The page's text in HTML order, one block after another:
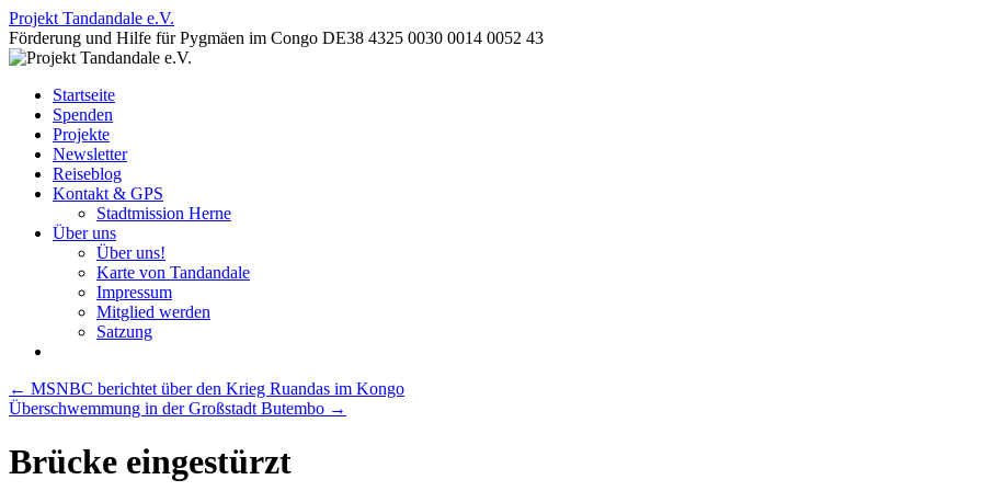
Projekt Tandandale e.V.
Förderung und Hilfe für Pygmäen im Congo DE38 4325 0030 0014 0052 43
Zum
Inhalt
springen
Startseite
Spenden
Projekte
Newsletter
Reiseblog
Kontakt & GPS
Stadtmission Herne
Über uns
Über uns!
Karte von Tandandale
Impressum
Mitglied werden
Satzung
← MSNBC berichtet über den Krieg Ruandas im Kongo
Überschwemmung in der Großstadt Butembo →
Brücke eingestürzt